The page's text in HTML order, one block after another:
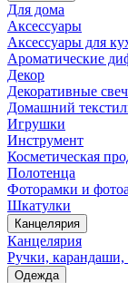
Для дома
Аксессуары
Аксессуары для
Ароматические
Декор
Декоративные
Домашний
Игрушки
Инструмент
Косметическая
Полотенца
Фоторамки и
Шкатулки
Канцелярия
Канцелярия
Ручки,
Одежда